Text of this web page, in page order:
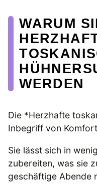
WARUM
WERDEN
Die *Herzhafte
Inbegriff von
Sie lässt sich in
zubereiten, was sie
geschäftige Abende